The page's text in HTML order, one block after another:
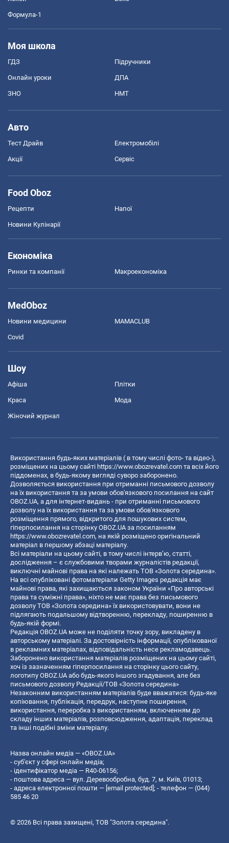
Формула-1
Моя школа
ГДЗ Підручники
Онлайн уроки ДПА
ЗНО НМТ
Авто
Тест Драйв Електромобілі
Акції Сервіс
Food Oboz
Рецепти Напої
Новини Кулінарії
Економіка
Ринки та компанії Макроекономіка
MedOboz
Новини медицини MAMACLUB
Covid
Шоу
Афіша Плітки
Краса Мода
Жіночий журнал
Використання будь-яких матеріалів ( в тому числі фото- та відео-),
розміщених на цьому сайті https://www.obozrevatel.com та всіх його
піддоменах, в будь-якому вигляді суворо заборонено.
Дозволяється використання при отриманні письмового дозволу
на їх використання та за умови обов'язкового посилання на сайт
OBOZ.UA, а для інтернет-видань - при отриманні письмового
дозволу на їх використання та за умови обов'язкового
розміщення прямого, відкритого для пошукових систем,
гіперпосилання на сторінку OBOZ.UA за посиланням
https://www.obozrevatel.com, на якій розміщено оригінальний
матеріал в першому абзаці матеріалу.
Всі матеріали на цьому сайті, в тому числі інтерв’ю, статті,
дослідження – є службовими творами журналістів редакції,
виключні майнові права на які належать ТОВ «Золота середина».
На всі опубліковані фотоматеріали Getty Images редакція має
майнові права, які захищаються законом України «Про авторські
права та суміжні права», ніхто не має права без письмового
дозволу ТОВ «Золота середина» їх використовувати, вони не
підлягають подальшому відтворенню, перекладу, поширенню в
будь-якій формі.
Редакція OBOZ.UA може не поділяти точку зору, викладену в
авторському матеріалі. За достовірність інформації, опублікованої
в рекламних матеріалах, відповідальність несе рекламодавець.
Заборонено використання матеріалів розміщених на цьому сайті,
хоч із зазначенням гіперпосилання на сторінку цього сайту,
логотипу OBOZ.UA або будь-якого іншого згадування, але без
письмового дозволу Редакції/ТОВ «Золота середина»
Незаконним використанням матеріалів буде вважатися: будь-яке
копiювання, публiкацiя, передрук, наступне поширення,
використання, переробка з використанням, включенням до
складу інших матеріалів, розповсюдження, адаптація, переклад
та інші подібні зміни матеріалу.
Назва онлайн медіа — «OBOZ.UA»
- суб'єкт у сфері онлайн медіа;
- ідентифікатор медіа — R40-06156;
- поштова адреса — вул. Деревообробна, буд. 7, м. Київ, 01013;
- адреса електронної пошти — [email protected]; - телефон — (044)
585 46 20
© 2026 Всі права захищені, ТОВ "Золота середина".